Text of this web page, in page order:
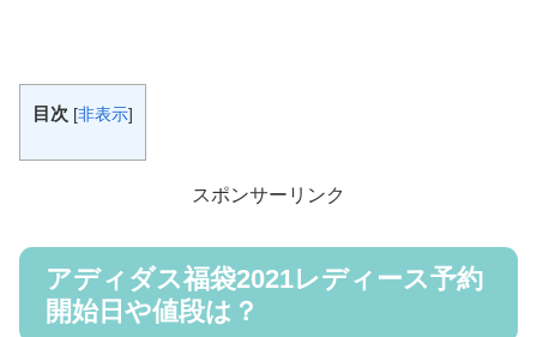
目次 [非表示]
スポンサーリンク
アディダス福袋2021レディース予約
開始日や値段は？